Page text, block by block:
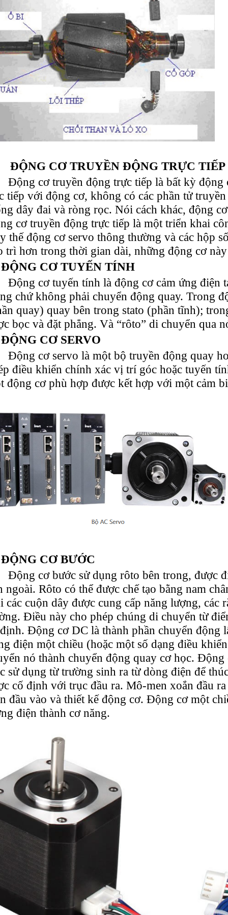
ĐỘNG CƠ TRUYỀN ĐỘNG TRỰC TIẾP
Động cơ truyền động trực tiếp là bất kỳ động
tiếp với động cơ, không có các phần tử
dây đai và ròng rọc. Nói cách khác, động
cơ truyền động trực tiếp là một triển khai
thế động cơ servo thông thường và các hộp
trì hơn trong thời gian dài, những động cơ
ĐỘNG CƠ TUYẾN TÍNH
Động cơ tuyến tính là động cơ cảm ứng điện
chứ không phải chuyển động quay. Trong
quay) quay bên trong stato (phần tĩnh);
bọc và đặt phẳng. Và “rôto” di chuyển qua
ĐỘNG CƠ SERVO
Động cơ servo là một bộ truyền động quay
điều khiển chính xác vị trí góc hoặc tuyến
động cơ phù hợp được kết hợp với một cảm
ĐỘNG CƠ BƯỚC
Động cơ bước sử dụng rôto bên trong, được
ngoài. Rôto có thể được chế tạo bằng nam
các cuộn dây được cung cấp năng lượng, các
Điều này cho phép chúng di chuyển từ
Động cơ DC là thành phần chuyển động
điện một chiều (hoặc một số dạng điều
nó thành chuyển động quay cơ học.
sử dụng từ trường sinh ra từ dòng điện để
cố định với trục đầu ra. Mô-men xoắn đầu
đầu vào và thiết kế động cơ. Động cơ một
điện thành cơ năng.